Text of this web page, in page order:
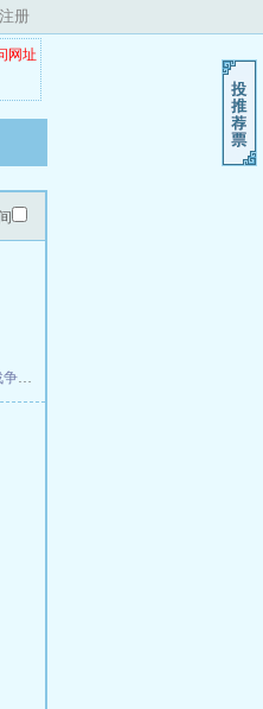
册
网址
天堂